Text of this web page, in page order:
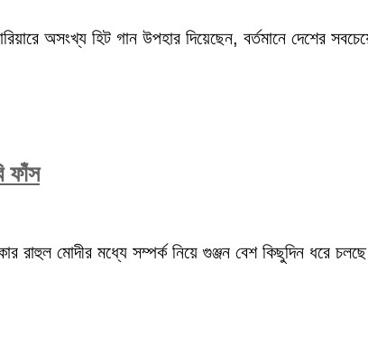
অসংখ্য হিট গান উপহার দিয়েছেন, বর্তমানে দেশের
ফাঁস
রাহুল মোদীর মধ্যে সম্পর্ক নিয়ে গুঞ্জন বেশ কিছুদিন ধরে